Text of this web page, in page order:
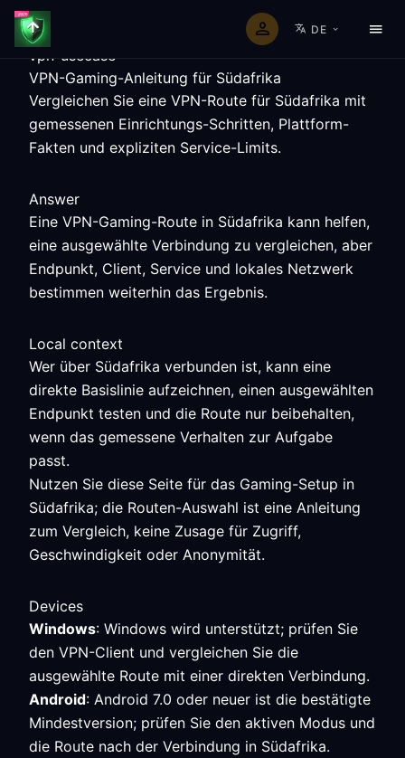
DE
vpn-usecase
VPN-Gaming-Anleitung für Südafrika
Vergleichen Sie eine VPN-Route für Südafrika mit
gemessenen Einrichtungs-Schritten, Plattform-
Fakten und expliziten Service-Limits.
Answer
Eine VPN-Gaming-Route in Südafrika kann helfen,
eine ausgewählte Verbindung zu vergleichen, aber
Endpunkt, Client, Service und lokales Netzwerk
bestimmen weiterhin das Ergebnis.
Local context
Wer über Südafrika verbunden ist, kann eine
direkte Basislinie aufzeichnen, einen ausgewählten
Endpunkt testen und die Route nur beibehalten,
wenn das gemessene Verhalten zur Aufgabe
passt.
Nutzen Sie diese Seite für das Gaming-Setup in
Südafrika; die Routen-Auswahl ist eine Anleitung
zum Vergleich, keine Zusage für Zugriff,
Geschwindigkeit oder Anonymität.
Devices
Windows: Windows wird unterstützt; prüfen Sie
den VPN-Client und vergleichen Sie die
ausgewählte Route mit einer direkten Verbindung.
Android: Android 7.0 oder neuer ist die bestätigte
Mindestversion; prüfen Sie den aktiven Modus und
die Route nach der Verbindung in Südafrika.